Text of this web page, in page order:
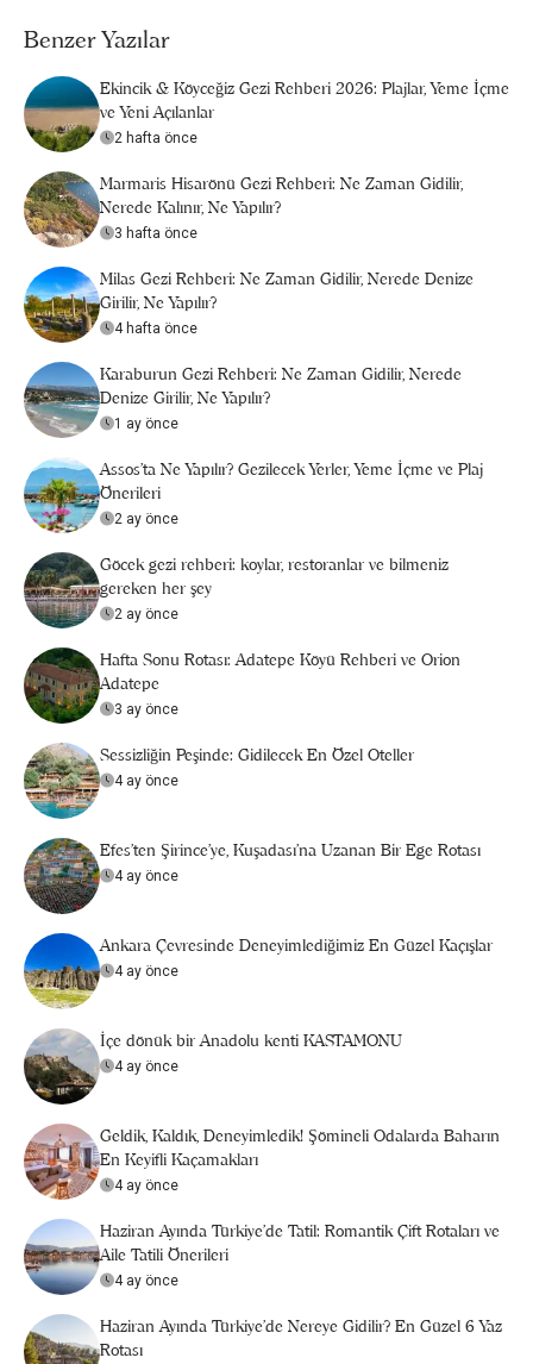
Benzer Yazılar
Ekincik & Köyceğiz Gezi Rehberi 2026: Plajlar, Yeme İçme
ve Yeni Açılanlar
2 hafta önce
Marmaris Hisarönü Gezi Rehberi: Ne Zaman Gidilir,
Nerede Kalınır, Ne Yapılır?
3 hafta önce
Milas Gezi Rehberi: Ne Zaman Gidilir, Nerede Denize
Girilir, Ne Yapılır?
4 hafta önce
Karaburun Gezi Rehberi: Ne Zaman Gidilir, Nerede
Denize Girilir, Ne Yapılır?
1 ay önce
Assos’ta Ne Yapılır? Gezilecek Yerler, Yeme İçme ve Plaj
Önerileri
2 ay önce
Göcek gezi rehberi: koylar, restoranlar ve bilmeniz
gereken her şey
2 ay önce
Hafta Sonu Rotası: Adatepe Köyü Rehberi ve Orion
Adatepe
3 ay önce
Sessizliğin Peşinde: Gidilecek En Özel Oteller
4 ay önce
Efes’ten Şirince’ye, Kuşadası’na Uzanan Bir Ege Rotası
4 ay önce
Ankara Çevresinde Deneyimlediğimiz En Güzel Kaçışlar
4 ay önce
İçe dönük bir Anadolu kenti KASTAMONU
4 ay önce
Geldik, Kaldık, Deneyimledik! Şömineli Odalarda Baharın
En Keyifli Kaçamakları
4 ay önce
Haziran Ayında Türkiye’de Tatil: Romantik Çift Rotaları ve
Aile Tatili Önerileri
4 ay önce
Haziran Ayında Türkiye’de Nereye Gidilir? En Güzel 6 Yaz
Rotası